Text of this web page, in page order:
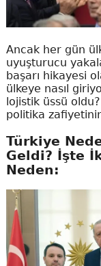
Ancak her gün
uyuşturucu
başarı hikayesi
ülkeye nasıl
lojistik üssü
politika
Türkiye
Geldi? İşte
Neden: